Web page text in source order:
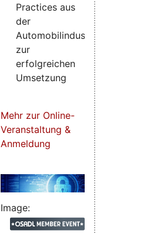
Practices aus
der
Automobilindustrie
zur
erfolgreichen
Umsetzung
Mehr zur Online-
Veranstaltung &
Anmeldung
Image: